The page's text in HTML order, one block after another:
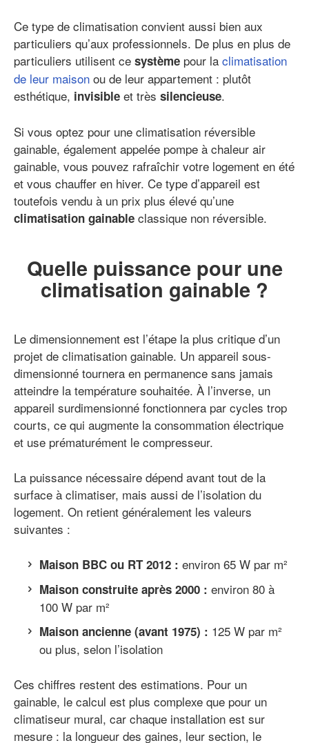
Ce type de climatisation convient aussi bien aux
particuliers qu’aux professionnels. De plus en plus de
particuliers utilisent ce système pour la climatisation
de leur maison ou de leur appartement : plutôt
esthétique, invisible et très silencieuse.
Si vous optez pour une climatisation réversible
gainable, également appelée pompe à chaleur air
gainable, vous pouvez rafraîchir votre logement en été
et vous chauffer en hiver. Ce type d’appareil est
toutefois vendu à un prix plus élevé qu’une
climatisation gainable classique non réversible.
Quelle puissance pour une
climatisation gainable ?
Le dimensionnement est l’étape la plus critique d’un
projet de climatisation gainable. Un appareil sous-
dimensionné tournera en permanence sans jamais
atteindre la température souhaitée. À l’inverse, un
appareil surdimensionné fonctionnera par cycles trop
courts, ce qui augmente la consommation électrique
et use prématurément le compresseur.
La puissance nécessaire dépend avant tout de la
surface à climatiser, mais aussi de l’isolation du
logement. On retient généralement les valeurs
suivantes :
Maison BBC ou RT 2012 : environ 65 W par m²
Maison construite après 2000 : environ 80 à
100 W par m²
Maison ancienne (avant 1975) : 125 W par m²
ou plus, selon l’isolation
Ces chiffres restent des estimations. Pour un
gainable, le calcul est plus complexe que pour un
climatiseur mural, car chaque installation est sur
mesure : la longueur des gaines, leur section, le